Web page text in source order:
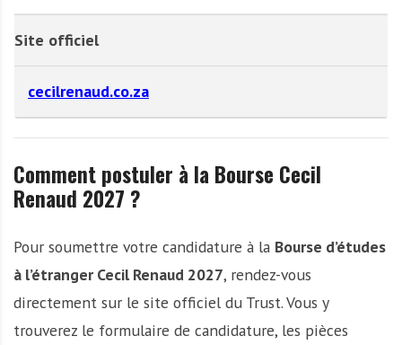
Site officiel
cecilrenaud.co.za
Comment postuler à la Bourse Cecil
Renaud 2027 ?
Pour soumettre votre candidature à la Bourse d’études
à l’étranger Cecil Renaud 2027, rendez-vous
directement sur le site officiel du Trust. Vous y
trouverez le formulaire de candidature, les pièces